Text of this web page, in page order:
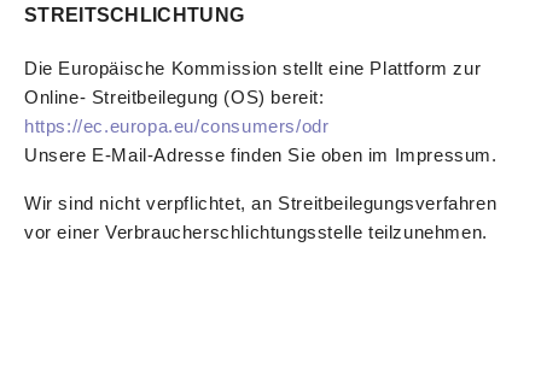
STREITSCHLICHTUNG
Die Europäische Kommission stellt eine Plattform zur
Online- Streitbeilegung (OS) bereit:
https://ec.europa.eu/consumers/odr
Unsere E-Mail-Adresse finden Sie oben im Impressum.
Wir sind nicht verpflichtet, an Streitbeilegungsverfahren
vor einer Verbraucherschlichtungsstelle teilzunehmen.